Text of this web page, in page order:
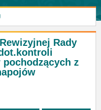
Rady
z